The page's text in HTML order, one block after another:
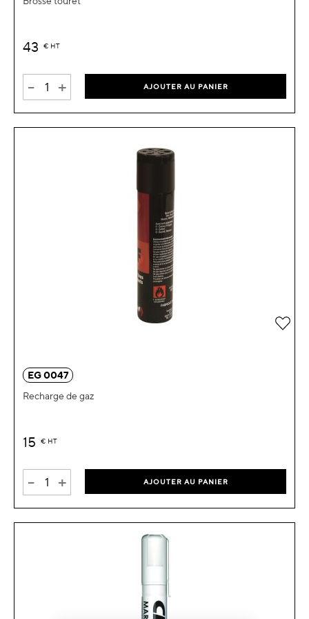
43 € HT
- + AJOUTER AU PANIER
EG 0047
Recharge de gaz
15 € HT
- + AJOUTER AU PANIER